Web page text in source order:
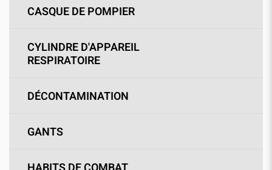
CASQUE DE POMPIER
CYLINDRE D'APPAREIL
RESPIRATOIRE
DÉCONTAMINATION
GANTS